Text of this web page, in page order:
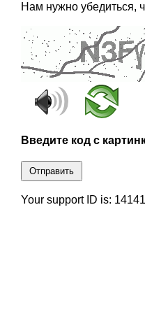
Нам нужно убедиться,
Введите код с
Отправить
Your support ID is: